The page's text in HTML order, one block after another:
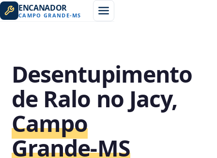
ENCANADOR
CAMPO GRANDE-MS
Desentupimento
de Ralo no Jacy,
Campo
Grande‑MS